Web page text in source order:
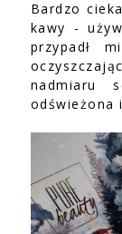
Bardzo
kawy -
przypadł
nadmiaru
odświeżona